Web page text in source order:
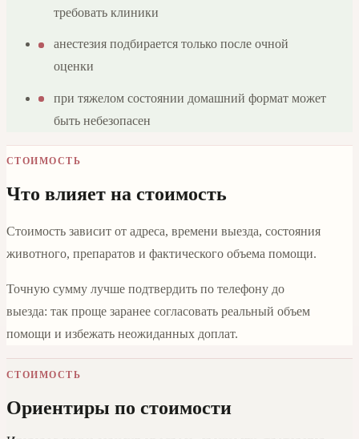
требовать клиники
анестезия подбирается только после очной
оценки
при тяжелом состоянии домашний формат может
быть небезопасен
СТОИМОСТЬ
Что влияет на стоимость
Стоимость зависит от адреса, времени выезда, состояния
животного, препаратов и фактического объема помощи.
Точную сумму лучше подтвердить по телефону до
выезда: так проще заранее согласовать реальный объем
помощи и избежать неожиданных доплат.
СТОИМОСТЬ
Ориентиры по стоимости